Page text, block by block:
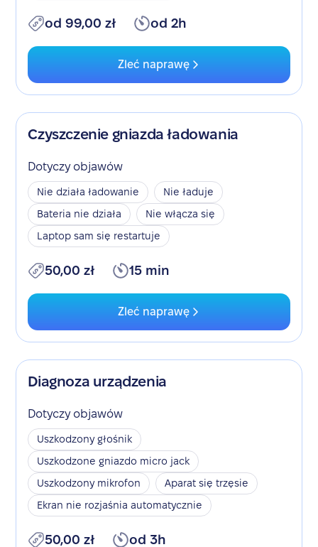
od 99,00 zł od 2h
Zleć naprawę
Czyszczenie gniazda ładowania
Dotyczy objawów
Nie działa ładowanie
Nie ładuje
Bateria nie działa
Nie włącza się
Laptop sam się restartuje
50,00 zł 15 min
Zleć naprawę
Diagnoza urządzenia
Dotyczy objawów
Uszkodzony głośnik
Uszkodzone gniazdo micro jack
Uszkodzony mikrofon
Aparat się trzęsie
Ekran nie rozjaśnia automatycznie
50,00 zł od 3h